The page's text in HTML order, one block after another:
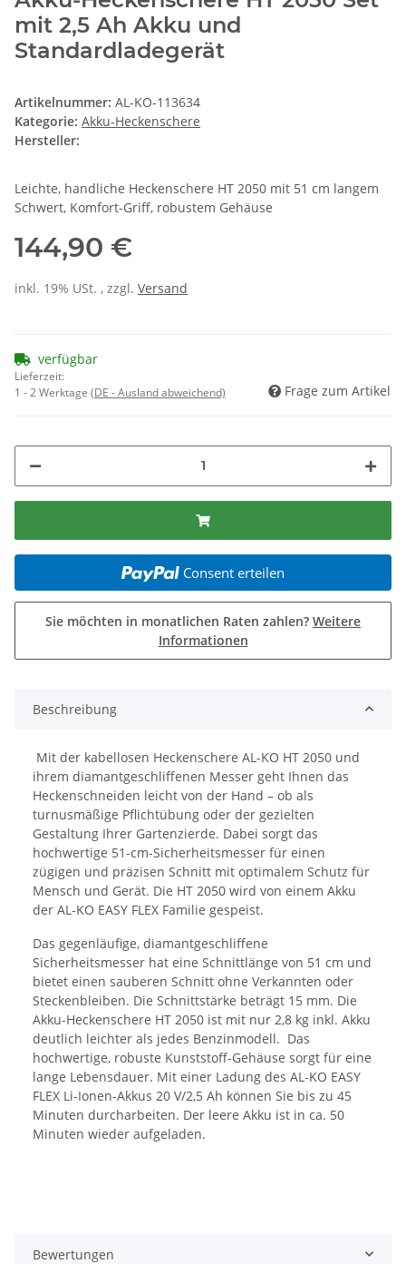
mit 2,5 Ah Akku und
Standardladegerät
Artikelnummer: AL-KO-113634
Kategorie: Akku-Heckenschere
Hersteller:
Leichte, handliche Heckenschere HT 2050 mit 51 cm langem
Schwert, Komfort-Griff, robustem Gehäuse
144,90 €
inkl. 19% USt. , zzgl. Versand
verfügbar
Lieferzeit:
1 - 2 Werktage (DE - Ausland abweichend) Frage zum Artikel
Consent erteilen
Sie möchten in monatlichen Raten zahlen? Weitere
Informationen
Beschreibung
Mit der kabellosen Heckenschere AL-KO HT 2050 und
ihrem diamantgeschliffenen Messer geht Ihnen das
Heckenschneiden leicht von der Hand – ob als
turnusmäßige Pflichtübung oder der gezielten
Gestaltung Ihrer Gartenzierde. Dabei sorgt das
hochwertige 51-cm-Sicherheitsmesser für einen
zügigen und präzisen Schnitt mit optimalem Schutz für
Mensch und Gerät. Die HT 2050 wird von einem Akku
der AL-KO EASY FLEX Familie gespeist.
Das gegenläufige, diamantgeschliffene
Sicherheitsmesser hat eine Schnittlänge von 51 cm und
bietet einen sauberen Schnitt ohne Verkannten oder
Steckenbleiben. Die Schnittstärke beträgt 15 mm. Die
Akku-Heckenschere HT 2050 ist mit nur 2,8 kg inkl. Akku
deutlich leichter als jedes Benzinmodell. Das
hochwertige, robuste Kunststoff-Gehäuse sorgt für eine
lange Lebensdauer. Mit einer Ladung des AL-KO EASY
FLEX Li-Ionen-Akkus 20 V/2,5 Ah können Sie bis zu 45
Minuten durcharbeiten. Der leere Akku ist in ca. 50
Minuten wieder aufgeladen.
Bewertungen